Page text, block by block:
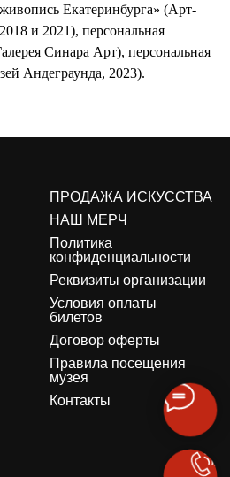
Екатеринбурга» (Арт-
и 2021), персональная
Синара Арт), персональная
Андеграунда, 2023).
ПРОДАЖА ИСКУССТВА
НАШ МЕРЧ
Политика
конфиденциальности
Реквизиты организации
Условия оплаты
билетов
Договор оферты
Правила посещения
музея
Контакты